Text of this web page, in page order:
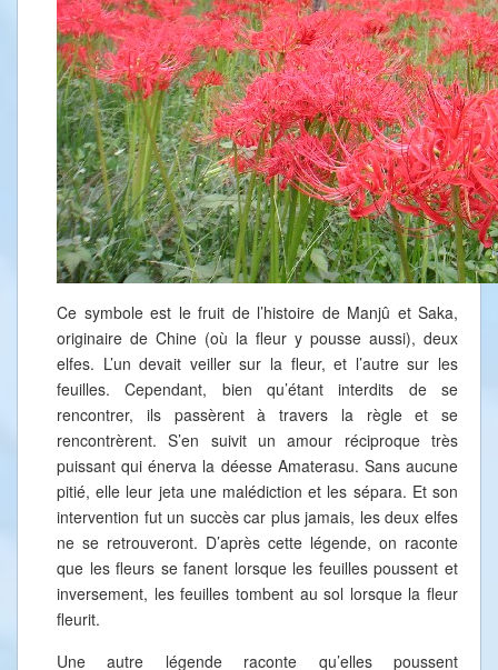
Ce symbole est le fruit de l’histoire de Manjû et Saka,
originaire de Chine (où la fleur y pousse aussi), deux
elfes. L’un devait veiller sur la fleur, et l’autre sur les
feuilles. Cependant, bien qu’étant interdits de se
rencontrer, ils passèrent à travers la règle et se
rencontrèrent. S’en suivit un amour réciproque très
puissant qui énerva la déesse Amaterasu. Sans aucune
pitié, elle leur jeta une malédiction et les sépara. Et son
intervention fut un succès car plus jamais, les deux elfes
ne se retrouveront. D’après cette légende, on raconte
que les fleurs se fanent lorsque les feuilles poussent et
inversement, les feuilles tombent au sol lorsque la fleur
fleurit.
Une autre légende raconte qu’elles poussent